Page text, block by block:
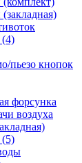
(4)
пьезо кнопок
форсунка
воздуха
(5)